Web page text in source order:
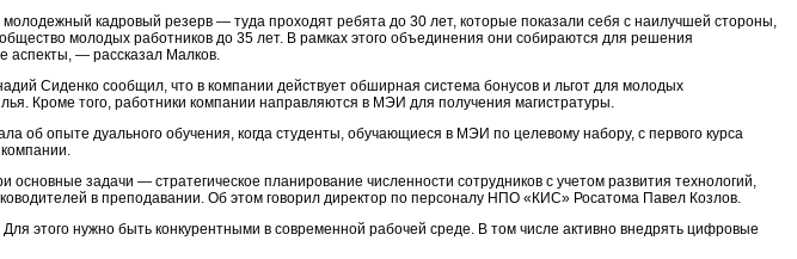
кадровый резерв — туда проходят ребята до 30 лет, которые показали себя с наилучшей стороны,
молодых работников до 35 лет. В рамках этого объединения они собираются для решения
аспекты, — рассказал Малков.
Сиденко сообщил, что в компании действует обширная система бонусов и льгот для молодых
Кроме того, работники компании направляются в МЭИ для получения магистратуры.
об опыте дуального обучения, когда студенты, обучающиеся в МЭИ по целевому набору, с первого курса
задачи — стратегическое планирование численности сотрудников с учетом развития технологий,
в преподавании. Об этом говорил директор по персоналу НПО «КИС» Росатома Павел Козлов.
этого нужно быть конкурентными в современной рабочей среде. В том числе активно внедрять цифровые